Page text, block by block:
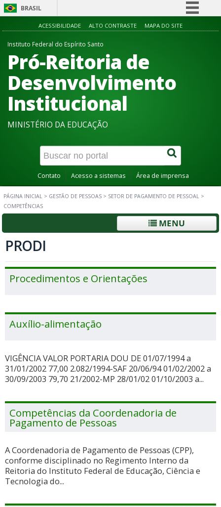
BRASIL
Simplifique!
Acesso à informação
Legislação
ACESSIBILIDADE ALTO CONTRASTE MAPA DO SITE
Instituto Federal do Espírito Santo
Pró-Reitoria de
Desenvolvimento
Institucional
MINISTÉRIO DA EDUCAÇÃO
Contato Acesso a sistemas Área de imprensa
PÁGINA INICIAL > GESTÃO DE PESSOAS > SETOR DE PAGAMENTO DE PESSOAL >
COMPETÊNCIAS
MENU
PRODI
Procedimentos e Orientações
Auxílio-alimentação
VIGÊNCIA VALOR PORTARIA DOU DE 01/07/1994 a
31/01/2002 77,00 2.082/1994-SAF 20/06/94 01/02/2002 a
30/09/2003 79,70 21/2002-MP 28/01/02 01/10/2003 a...
Competências da Coordenadoria de
Pagamento de Pessoas
A Coordenadoria de Pagamento de Pessoas (CPP),
conforme disciplinado no Regimento Interno da
Reitoria do Instituto Federal de Educação, Ciência e
Tecnologia do...